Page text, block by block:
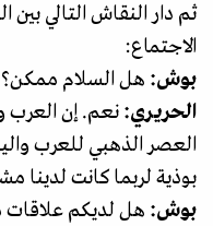
ثم دار النقاش التالي
الاجتماع:
بوش: هل السلام ممكن؟
الحريري: نعم. إن العرب
العصر الذهبي للعرب
بوذية لربما كانت لدينا
بوش: هل لديكم علاقات